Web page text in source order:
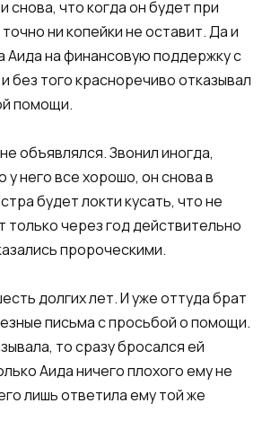
снова, что когда он будет при
ни копейки не оставит. Да и
Аида на финансовую поддержку с
без того красноречиво отказывал
помощи.
объявлялся. Звонил иногда,
у него все хорошо, он снова в
будет локти кусать, что не
только через год действительно
пророческими.
долгих лет. И уже оттуда брат
письма с просьбой о помощи.
то сразу бросался ей
Аида ничего плохого ему не
лишь ответила ему той же